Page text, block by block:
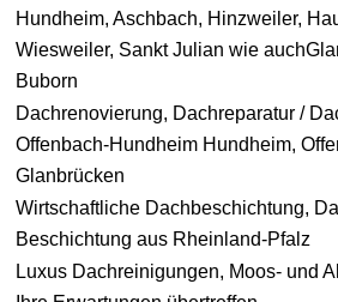
Hundheim, Aschbach, Hinzweiler,
Wiesweiler, Sankt Julian wie
Buborn
Dachrenovierung, Dachreparatur /
Offenbach-Hundheim Hundheim,
Glanbrücken
Wirtschaftliche Dachbeschichtung,
Beschichtung aus Rheinland-Pfalz
Luxus Dachreinigungen, Moos- und